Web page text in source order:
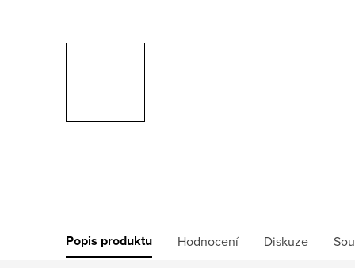
Popis produktu Hodnocení Diskuze